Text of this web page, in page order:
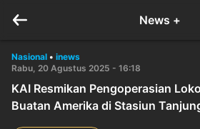
News +
Nasional • inews
Rabu, 20 Agustus 2025 - 16:18
KAI Resmikan Pengoperasian
Buatan Amerika di Stasiun